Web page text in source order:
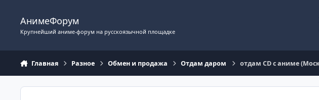
АнимеФорум
Крупнейший аниме-форум на русскоязычной площадке
Главная Разное Обмен и продажа Отдам даром отдам CD с аниме